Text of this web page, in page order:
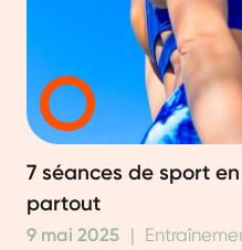
7 séances de sport
partout
9 mai 2025